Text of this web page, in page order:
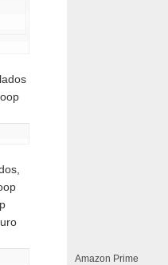
Amazon Prime